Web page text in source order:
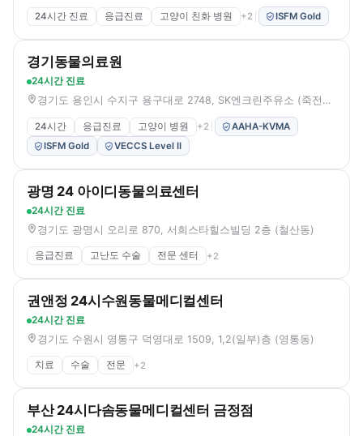
24시간 진료 응급진료 고양이 친화 병원 +2 ISFM Gold
경기동물의료원
24시간 진료
경기도 용인시 수지구 용구대로 2748, SK엔크린주유소 (죽전동)
24시간 응급진료 고양이 병원 +2
AAHA-KVMA
ISFM Gold
VECCS Level II
광명 24 아이디동물의료센터
24시간 진료
경기도 광명시 오리로 870, 서희스타힐스빌딩 2층 (철산동)
응급진료 고난도 수술 전문 센터 +2
권앤정 24시수원동물메디컬센터
24시간 진료
경기도 수원시 영통구 덕영대로 1509, 1,2(일부)층 (영통동)
치료 수술 전문 +2
부산 24시다솜동물메디컬센터 금정점
24시간 진료